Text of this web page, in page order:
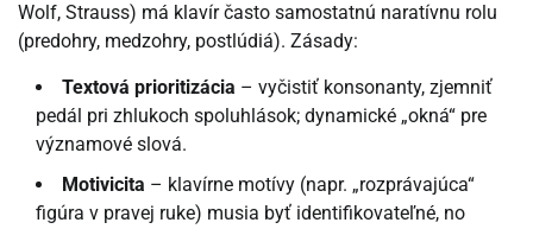
Wolf, Strauss) má klavír často samostatnú naratívnu rolu
(predohry, medzohry, postlúdiá). Zásady:
Textová prioritizácia – vyčistiť konsonanty, zjemniť
pedál pri zhlukoch spoluhlások; dynamické „okná“ pre
významové slová.
Motivicita – klavírne motívy (napr. „rozprávajúca“
figúra v pravej ruke) musia byť identifikovateľné, no